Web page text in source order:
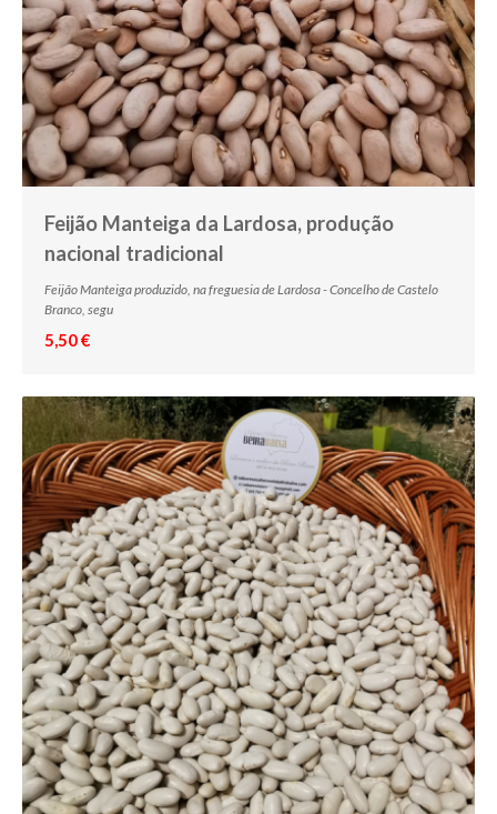
Feijão Manteiga da Lardosa, produção
nacional tradicional
Feijão Manteiga produzido, na freguesia de Lardosa - Concelho de Castelo
Branco, segu
5,50 €